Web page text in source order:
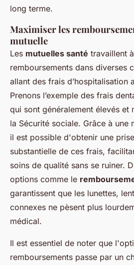
long terme.
Maximiser les
mutuelle
Les mutuelles santé travaillent
remboursements dans diverses
allant des frais d’hospitalisation
Prenons l’exemple des frais
qui sont généralement élevés et
la Sécurité sociale. Grâce à une
il est possible d'obtenir une
substantielle de ces frais,
soins de qualité sans se ruiner.
options comme le
garantissent que les lunettes,
connexes ne pèsent plus
médical.
Il est essentiel de noter que
remboursements passe par un